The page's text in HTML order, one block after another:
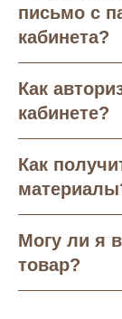
письмо с
кабинета?
Как
кабинете?
Как
Могу ли я
товар?